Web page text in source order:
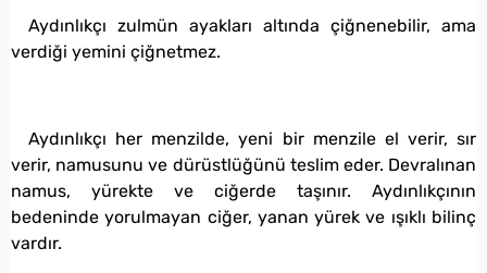
Aydınlıkçı zulmün ayakları altında çiğnenebilir, ama
verdiği yemini çiğnetmez.
Aydınlıkçı her menzilde, yeni bir menzile el verir, sır
verir, namusunu ve dürüstlüğünü teslim eder. Devralınan
namus, yürekte ve ciğerde taşınır. Aydınlıkçının
bedeninde yorulmayan ciğer, yanan yürek ve ışıklı bilinç
vardır.